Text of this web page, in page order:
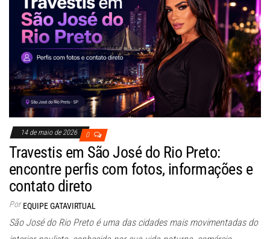
14 de maio de 2026 0
Travestis em São José do Rio Preto:
encontre perfis com fotos, informações e
contato direto
Por EQUIPE GATAVIRTUAL
São José do Rio Preto é uma das cidades mais movimentadas do